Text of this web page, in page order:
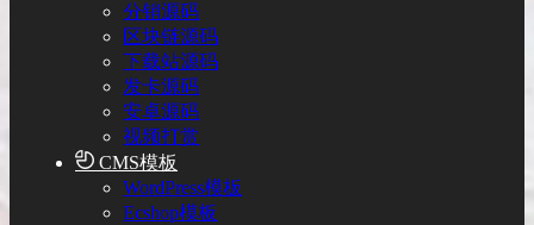
分销源码
区块链源码
下载站源码
发卡源码
安卓源码
视频打赏
CMS模板
WordPress模板
Ecshop模板